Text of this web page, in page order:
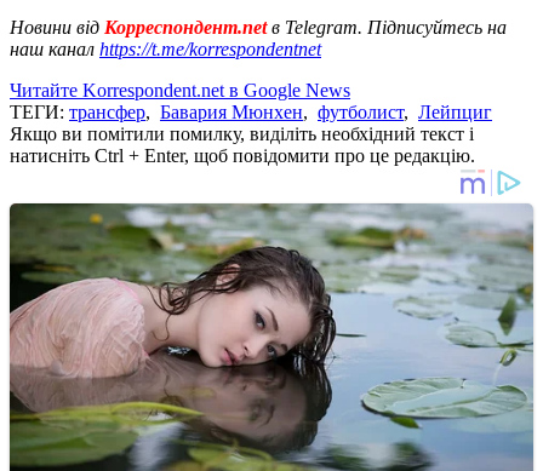
Новини від Корреспондент.netв Telegram. Підписуйтесь на
наш канал https://t.me/korrespondentnet
Читайте Korrespondent.net в Google News
ТЕГИ: трансфер, Бавария Мюнхен, футболист, Лейпциг
Якщо ви помітили помилку, виділіть необхідний текст і
натисніть Ctrl + Enter, щоб повідомити про це редакцію.